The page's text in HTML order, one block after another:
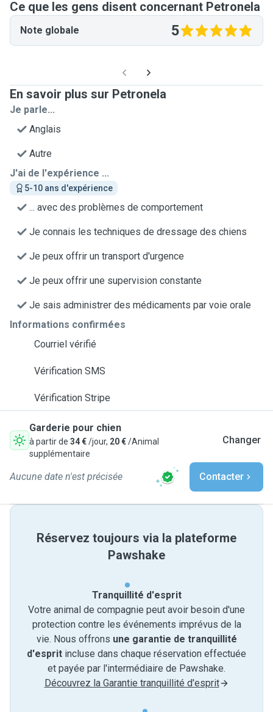
Ce que les gens disent concernant Petronela
Note globale 5
En savoir plus sur Petronela
Je parle...
Anglais
Autre
J'ai de l'expérience ...
5-10 ans d'expérience
... avec des problèmes de comportement
Je connais les techniques de dressage des chiens
Je peux offrir un transport d'urgence
Je peux offrir une supervision constante
Je sais administrer des médicaments par voie orale
Informations confirmées
Courriel vérifié
Vérification SMS
Vérification Stripe
Garderie pour chien
à partir de 34 €/jour, 20 €/Animal
supplémentaire
Changer
Aucune date n'est précisée Contacter
Réservez toujours via la plateforme
Pawshake
Tranquillité d'esprit
Votre animal de compagnie peut avoir besoin d'une
protection contre les événements imprévus de la
vie. Nous offrons une garantie de tranquillité
d'esprit incluse dans chaque réservation effectuée
et payée par l'intermédiaire de Pawshake.
Découvrez la Garantie tranquillité d'esprit